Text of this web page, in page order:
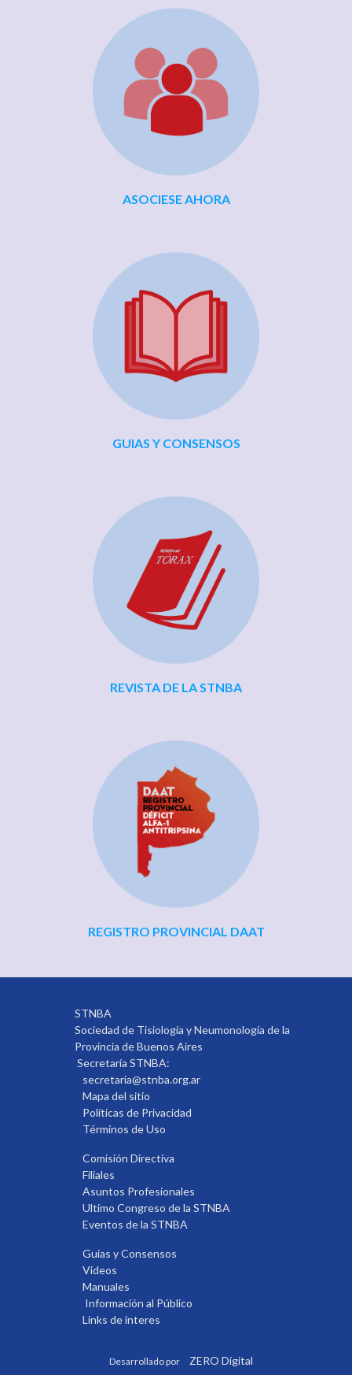
ASOCIESE AHORA
GUIAS Y CONSENSOS
REVISTA DE LA STNBA
REGISTRO PROVINCIAL DAAT
STNBA
Sociedad de Tisiología y Neumonología de la
Provincia de Buenos Aires
Secretaría STNBA:
secretaria@stnba.org.ar
Mapa del sitio
Políticas de Privacidad
Términos de Uso
Comisión Directiva
Filiales
Asuntos Profesionales
Ultimo Congreso de la STNBA
Eventos de la STNBA
Guias y Consensos
Videos
Manuales
Información al Público
Links de interes
Desarrollado por ZERO Digital